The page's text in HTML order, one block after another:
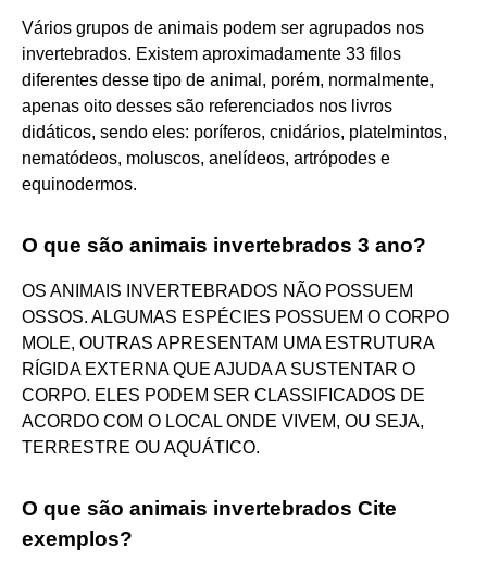
Vários grupos de animais podem ser agrupados nos
invertebrados. Existem aproximadamente 33 filos
diferentes desse tipo de animal, porém, normalmente,
apenas oito desses são referenciados nos livros
didáticos, sendo eles: poríferos, cnidários, platelmintos,
nematódeos, moluscos, anelídeos, artrópodes e
equinodermos.
O que são animais invertebrados 3 ano?
OS ANIMAIS INVERTEBRADOS NÃO POSSUEM
OSSOS. ALGUMAS ESPÉCIES POSSUEM O CORPO
MOLE, OUTRAS APRESENTAM UMA ESTRUTURA
RÍGIDA EXTERNA QUE AJUDA A SUSTENTAR O
CORPO. ELES PODEM SER CLASSIFICADOS DE
ACORDO COM O LOCAL ONDE VIVEM, OU SEJA,
TERRESTRE OU AQUÁTICO.
O que são animais invertebrados Cite
exemplos?